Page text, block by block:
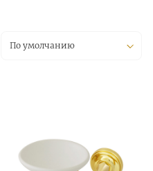
По умолчанию